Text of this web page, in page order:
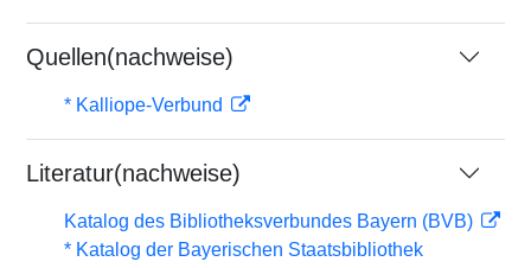
Quellen(nachweise)
* Kalliope-Verbund
Literatur(nachweise)
Katalog des Bibliotheksverbundes Bayern (BVB)
* Katalog der Bayerischen Staatsbibliothek